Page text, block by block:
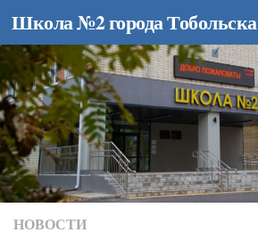
Перейти к содержимому
Школа №2 города Тобольска
НОВОСТИ